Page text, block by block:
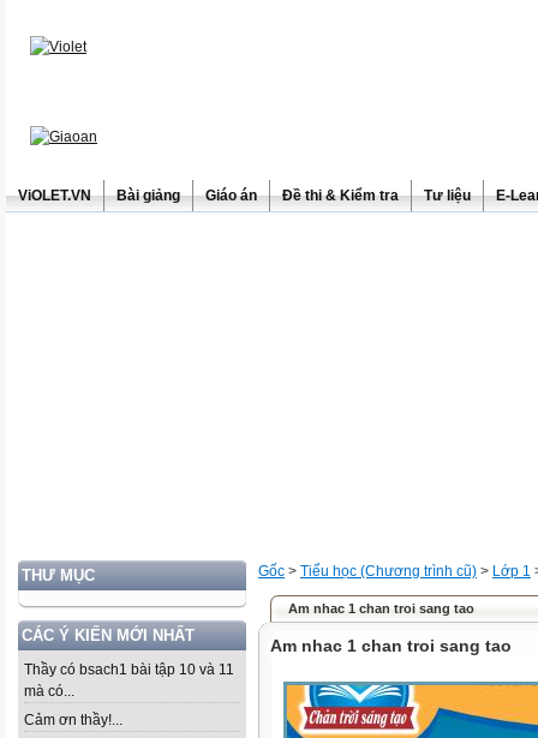
ViOLET.VN Bài giảng Giáo án Đề thi & Kiểm tra Tư liệu E-
THƯ MỤC
CÁC Ý KIẾN MỚI NHẤT
Thầy có bsach1 bài tập 10 và 11
mà có...
Cảm ơn thầy!...
Gốc > Tiểu học (Chương trình cũ) > Lớp 1
Am nhac 1 chan troi sang tao
Am nhac 1 chan troi sang tao